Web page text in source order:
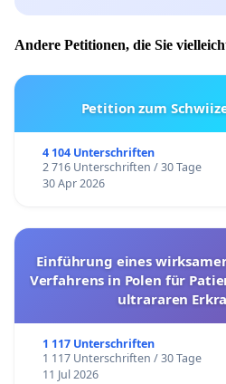
Andere Petitionen, die Sie
Petition zum
4 104 Unterschriften
2 716 Unterschriften / 30 Tage
30 Apr 2026
Einführung eines
Verfahrens in Polen für
ultrararen
1 117 Unterschriften
1 117 Unterschriften / 30 Tage
11 Jul 2026